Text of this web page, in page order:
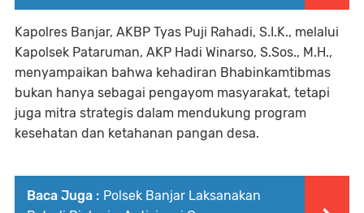
Kapolres Banjar, AKBP Tyas Puji Rahadi, S.I.K., melalui
Kapolsek Pataruman, AKP Hadi Winarso, S.Sos., M.H.,
menyampaikan bahwa kehadiran Bhabinkamtibmas
bukan hanya sebagai pengayom masyarakat, tetapi
juga mitra strategis dalam mendukung program
kesehatan dan ketahanan pangan desa.
Baca Juga : Polsek Banjar Laksanakan